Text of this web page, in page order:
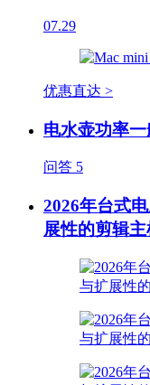
07.29
优惠直达 >
电水壶功率
问答 5
2026年台式
展性的剪辑主